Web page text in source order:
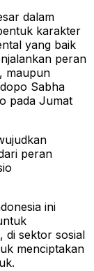
dalam
karakter
yang baik
peran
maupun
Sabha
pada Jumat
peran
ini
di sektor sosial
menciptakan